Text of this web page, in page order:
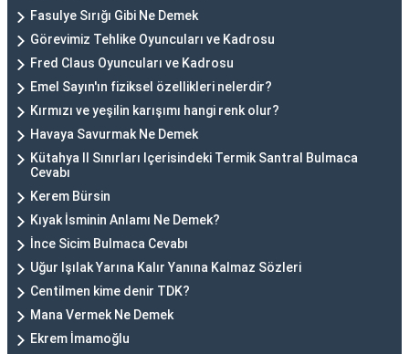
Fasulye Sırığı Gibi Ne Demek
Görevimiz Tehlike Oyuncuları ve Kadrosu
Fred Claus Oyuncuları ve Kadrosu
Emel Sayın'ın fiziksel özellikleri nelerdir?
Kırmızı ve yeşilin karışımı hangi renk olur?
Havaya Savurmak Ne Demek
Kütahya Il Sınırları Içerisindeki Termik Santral Bulmaca
Cevabı
Kerem Bürsin
Kıyak İsminin Anlamı Ne Demek?
İnce Sicim Bulmaca Cevabı
Uğur Işılak Yarına Kalır Yanına Kalmaz Sözleri
Centilmen kime denir TDK?
Mana Vermek Ne Demek
Ekrem İmamoğlu